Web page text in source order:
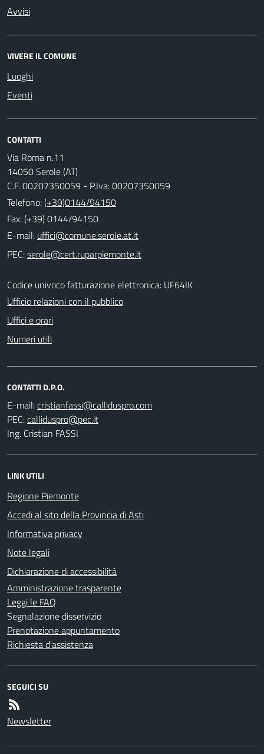
Avvisi
VIVERE IL COMUNE
Luoghi
Eventi
CONTATTI
Via Roma n.11
14050 Serole (AT)
C.F. 00207350059 - P.Iva: 00207350059
Telefono:(+39)0144/94150
Fax: (+39) 0144/94150
E-mail:
PEC:
Codice univoco fatturazione elettronica: UF64IK
Ufficio relazioni con il pubblico
Uffici e orari
Numeri utili
CONTATTI D.P.O.
E-mail:
PEC:
Ing. Cristian FASSI
LINK UTILI
Regione Piemonte
Accedi al sito della Provincia di Asti
Informativa privacy
Note legali
Dichiarazione di accessibilità
Amministrazione trasparente
Leggi le FAQ
Segnalazione disservizio
Prenotazione appuntamento
Richiesta d'assistenza
SEGUICI SU
Newsletter